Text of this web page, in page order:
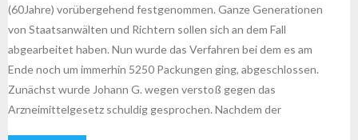
(60Jahre) vorübergehend festgenommen. Ganze Generationen
von Staatsanwälten und Richtern sollen sich an dem Fall
abgearbeitet haben. Nun wurde das Verfahren bei dem es am
Ende noch um immerhin 5250 Packungen ging, abgeschlossen.
Zunächst wurde Johann G. wegen verstoß gegen das
Arzneimittelgesetz schuldig gesprochen. Nachdem der